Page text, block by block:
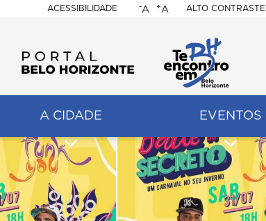
ACESSIBILIDADE
BELO
HORIZONTE
-A +A ALTO CONTRASTE
A CIDADE EVENTOS